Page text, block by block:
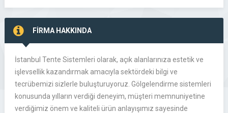
FİRMA HAKKINDA
İstanbul Tente Sistemleri olarak, açık alanlarınıza estetik ve
işlevsellik kazandırmak amacıyla sektördeki bilgi ve
tecrübemizi sizlerle buluşturuyoruz. Gölgelendirme sistemleri
konusunda yılların verdiği deneyim, müşteri memnuniyetine
verdiğimiz önem ve kaliteli ürün anlayışımız sayesinde